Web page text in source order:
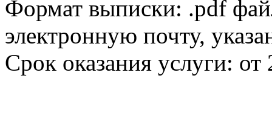
Формат выписки: .pdf
электронную почту,
Срок оказания услуги: от